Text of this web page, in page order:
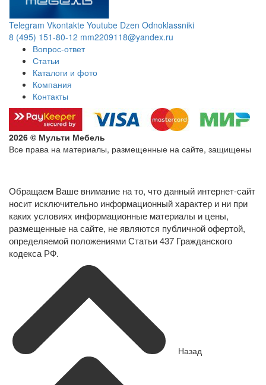
Telegram Vkontakte Youtube Dzen Odnoklassniki
8 (495) 151-80-12 mm2209118@yandex.ru
Вопрос-ответ
Статьи
Каталоги и фото
Компания
Контакты
2026 © Мульти Мебель
Все права на материалы, размещенные на сайте, защищены
Обращаем Ваше внимание на то, что данный интернет-сайт
носит исключительно информационный характер и ни при
каких условиях информационные материалы и цены,
размещенные на сайте, не являются публичной офертой,
определяемой положениями Статьи 437 Гражданского
кодекса РФ.
Назад